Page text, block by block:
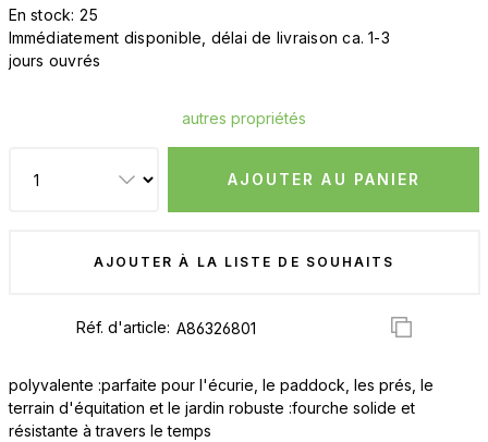
En stock: 25
Immédiatement disponible, délai de livraison ca. 1-3
jours ouvrés
autres propriétés
AJOUTER AU PANIER
AJOUTER À LA LISTE DE SOUHAITS
Réf. d'article:
polyvalente :parfaite pour l'écurie, le paddock, les prés, le
terrain d'équitation et le jardin robuste :fourche solide et
résistante à travers le temps